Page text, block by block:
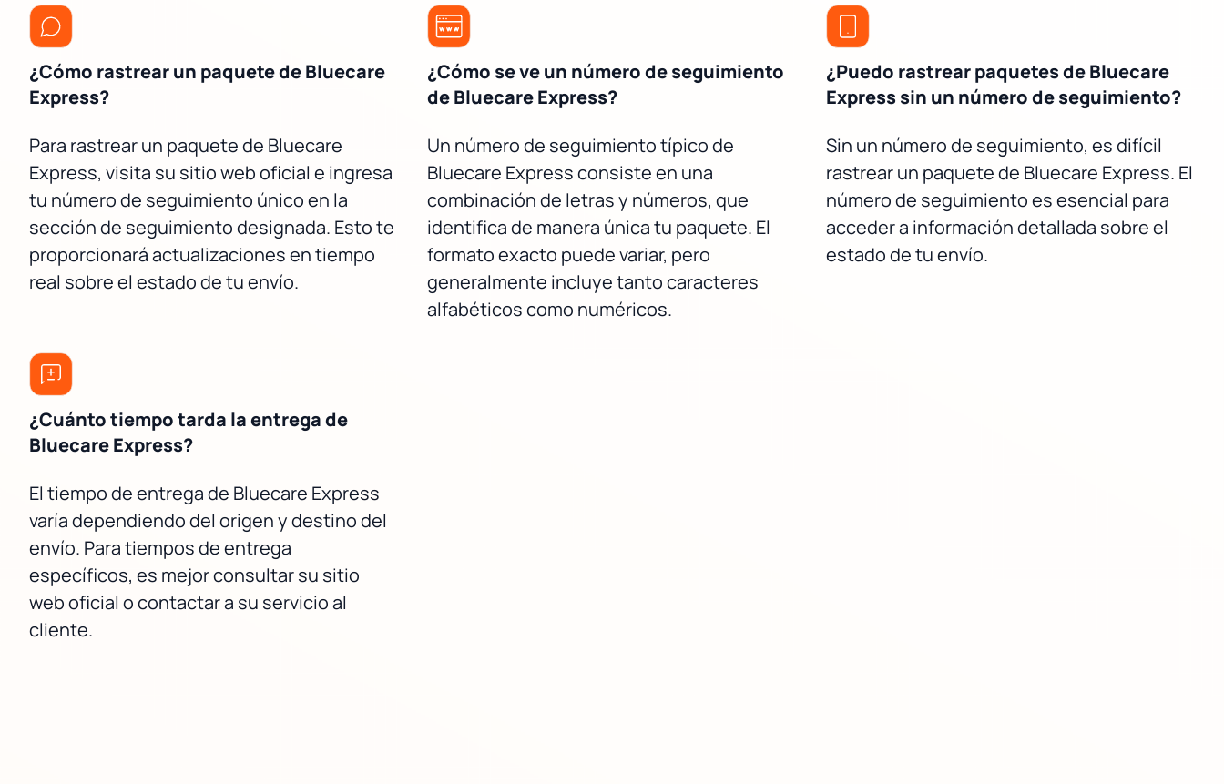
¿Cómo rastrear un paquete de Bluecare
Express?
Para rastrear un paquete de Bluecare
Express, visita su sitio web oficial e ingresa
tu número de seguimiento único en la
sección de seguimiento designada. Esto te
proporcionará actualizaciones en tiempo
real sobre el estado de tu envío.
¿Cómo se ve un número de seguimiento
de Bluecare Express?
Un número de seguimiento típico de
Bluecare Express consiste en una
combinación de letras y números, que
identifica de manera única tu paquete. El
formato exacto puede variar, pero
generalmente incluye tanto caracteres
alfabéticos como numéricos.
¿Puedo rastrear paquetes de Bluecare
Express sin un número de seguimiento?
Sin un número de seguimiento, es difícil
rastrear un paquete de Bluecare Express. El
número de seguimiento es esencial para
acceder a información detallada sobre el
estado de tu envío.
¿Cuánto tiempo tarda la entrega de
Bluecare Express?
El tiempo de entrega de Bluecare Express
varía dependiendo del origen y destino del
envío. Para tiempos de entrega
específicos, es mejor consultar su sitio
web oficial o contactar a su servicio al
cliente.